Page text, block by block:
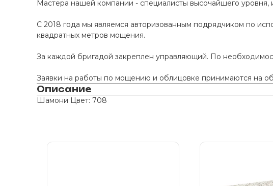
Мастера нашей компании - специалисты высочайшего
С 2018 года мы являемся авторизованным подрядчиком по
квадратных метров мощения.
За каждой бригадой закреплен управляющий. По
Заявки на работы по мощению и облицовке принимаются на
Описание
Шамони Цвет: 708